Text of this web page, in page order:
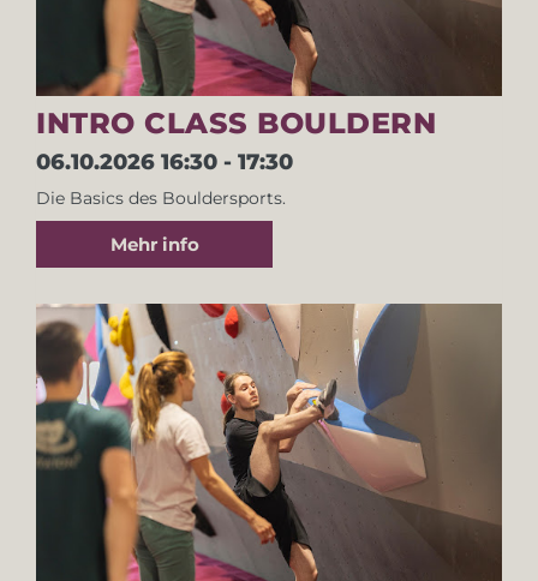
INTRO CLASS BOULDERN
06.10.2026 16:30 - 17:30
Die Basics des Bouldersports.
Mehr info